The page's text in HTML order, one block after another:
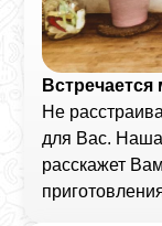
Не
для Вас.
расскажет